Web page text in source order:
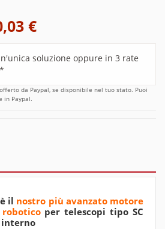
€
soluzione oppure in 3 rate
da Paypal, se disponibile nel tuo stato. Puoi
in Paypal.
è il nostro più avanzato motore
per telescopi tipo SC
interno